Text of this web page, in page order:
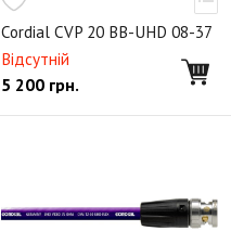
Cordial CVP 20 BB-UHD 08-37
Відсутній
5 200 грн.